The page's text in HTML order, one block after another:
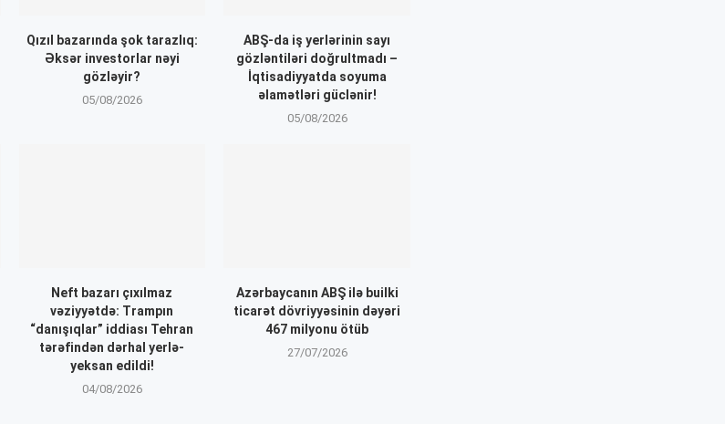
Qızıl bazarında şok tarazlıq:
Əksər investorlar nəyi
gözləyir?
05/08/2026
ABŞ-da iş yerlərinin sayı
gözləntiləri doğrultmadı –
İqtisadiyyatda soyuma
əlamətləri güclənir!
05/08/2026
Neft bazarı çıxılmaz
vəziyyətdə: Trampın
“danışıqlar” iddiası Tehran
tərəfindən dərhal yerlə-
yeksan edildi!
04/08/2026
Azərbaycanın ABŞ ilə builki
ticarət dövriyyəsinin dəyəri
467 milyonu ötüb
27/07/2026